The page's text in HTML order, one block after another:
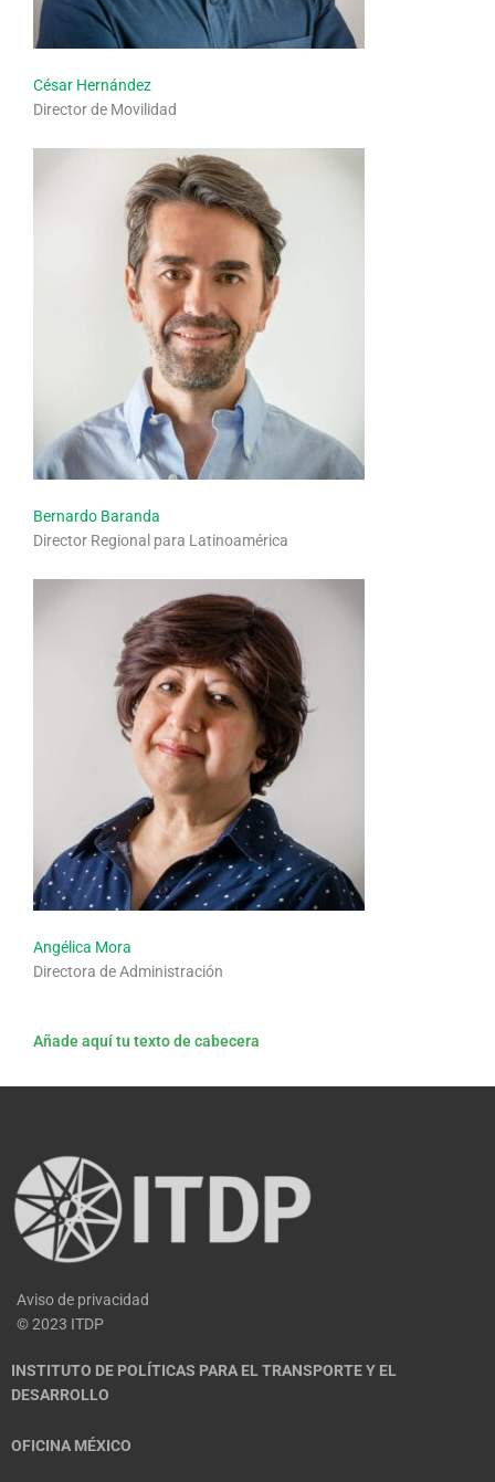
César Hernández
Director de Movilidad
Bernardo Baranda
Director Regional para Latinoamérica
Angélica Mora
Directora de Administración
Añade aquí tu texto de cabecera
Aviso de privacidad
© 2023 ITDP
INSTITUTO DE POLÍTICAS PARA EL TRANSPORTE Y EL
DESARROLLO
OFICINA MÉXICO